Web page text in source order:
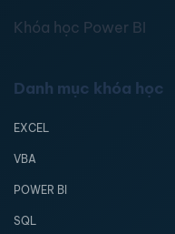
Khóa học Power BI
Danh mục khóa học
EXCEL
VBA
POWER BI
SQL